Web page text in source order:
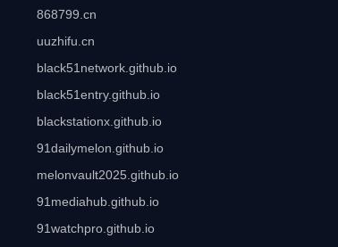
868799.cn
uuzhifu.cn
black51network.github.io
black51entry.github.io
blackstationx.github.io
91dailymelon.github.io
melonvault2025.github.io
91mediahub.github.io
91watchpro.github.io